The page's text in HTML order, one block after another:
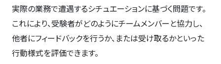
実際の業務で遭遇するシチュエーションに基づく問題です。
これにより、受験者がどのようにチームメンバーと協力し、
他者にフィードバックを行うか、または受け取るかといった
行動様式を評価できます。